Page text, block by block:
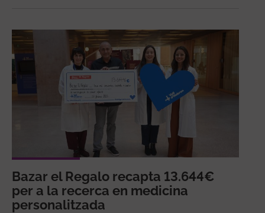
Bazar el Regalo recapta 13.644€
per a la recerca en medicina
personalitzada